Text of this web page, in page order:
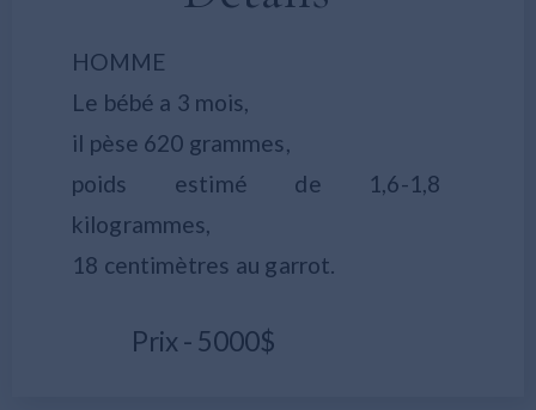
HOMME
Le bébé a 3 mois,
il pèse 620 grammes,
poids estimé de 1,6-1,8
kilogrammes,
18 centimètres au garrot.
Prix - 5000$